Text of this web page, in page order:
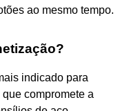
ao mesmo tempo.
indicado para
compromete a